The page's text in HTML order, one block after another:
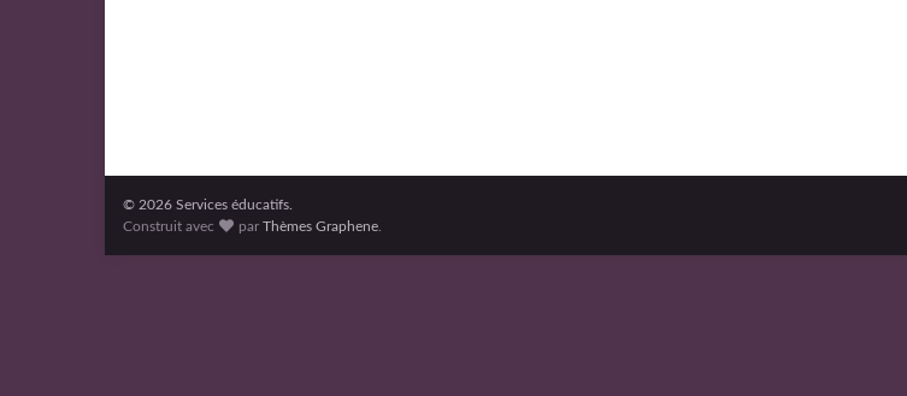
© 2026 Services éducatifs.
Construit avec
parThèmes Graphene